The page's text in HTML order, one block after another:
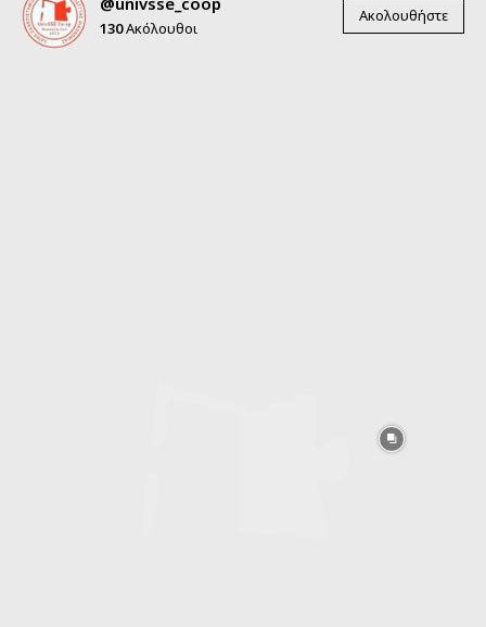
130Ακόλουθοι
Ακολουθήστε